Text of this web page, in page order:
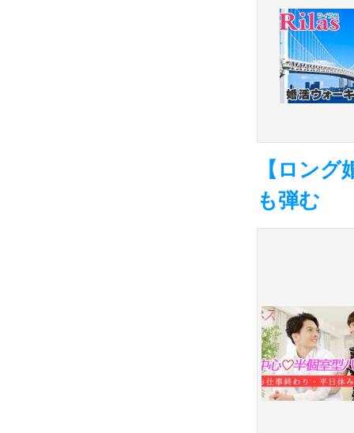
【ロン
も弾む